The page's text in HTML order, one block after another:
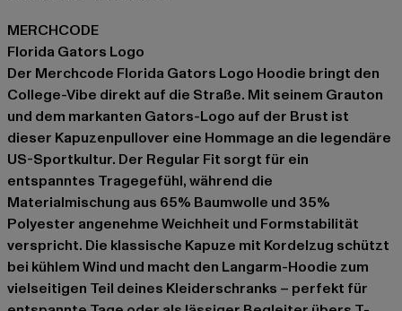
MERCHCODE
Florida Gators Logo
Der Merchcode Florida Gators Logo Hoodie bringt den
College-Vibe direkt auf die Straße. Mit seinem Grauton
und dem markanten Gators-Logo auf der Brust ist
dieser Kapuzenpullover eine Hommage an die legendäre
US-Sportkultur. Der Regular Fit sorgt für ein
entspanntes Tragegefühl, während die
Materialmischung aus 65% Baumwolle und 35%
Polyester angenehme Weichheit und Formstabilität
verspricht. Die klassische Kapuze mit Kordelzug schützt
bei kühlem Wind und macht den Langarm-Hoodie zum
vielseitigen Teil deines Kleiderschranks – perfekt für